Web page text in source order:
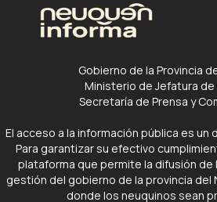
Gobierno de la Provincia
Ministerio de Jefatura
Secretaría de Prensa y
El acceso a la información pública es un
Para garantizar su efectivo
plataforma que permite la difusión de
gestión del gobierno de la provincia del
donde los neuquinos sean